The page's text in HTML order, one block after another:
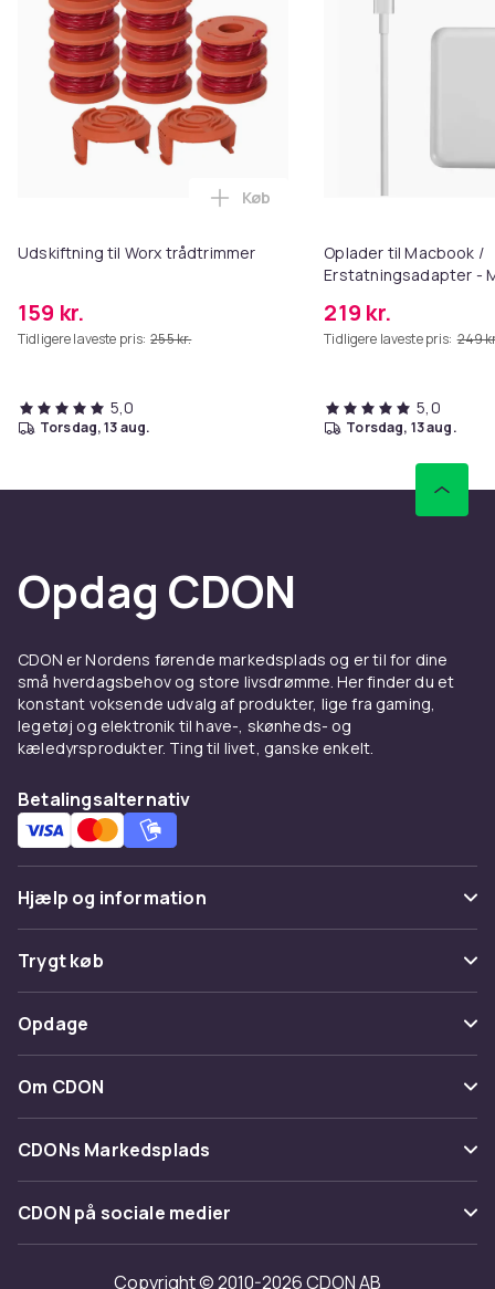
Udskiftning til Worx trådtrimmer
159 kr.
Tidligere laveste pris: 255 kr.
Læg Udskiftning til Worx
Køb
5,0
torsdag, 13 aug.
Oplader til Macbook /
Erstatningsadapter -
219 kr.
Tidligere laveste pris: 249
5,0
torsdag, 13 aug.
Opdag CDON
CDON er Nordens førende markedsplads og er til for dine
små hverdagsbehov og store livsdrømme. Her finder du et
konstant voksende udvalg af produkter, lige fra gaming,
legetøj og elektronik til have-, skønheds- og
kæledyrsprodukter. Ting til livet, ganske enkelt.
Betalingsalternativ
Hjælp og information
Ofte stillede spørgsmål
Spor pakke
Fortryd & returner her
Kontakt os
Trygt køb
Betaling
Levering
Tilbagekaldelser
Opdage
Kategorier
Maerke
Om CDON
Om os
Kundeanmeldelser
Arbejd på CDON
Investor relations
CDONs Markedsplads
Merchant Help Center
CDON på sociale medier
Copyright © 2010-2026 CDON AB